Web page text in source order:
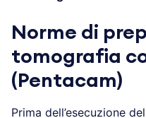
Norme di
tomografia
(Pentacam)
Prima dell’esecuzione